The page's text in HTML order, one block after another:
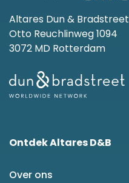
Altares Dun & Bradstreet
Otto Reuchlinweg 1094
3072 MD Rotterdam
Ontdek Altares D&B
Over ons